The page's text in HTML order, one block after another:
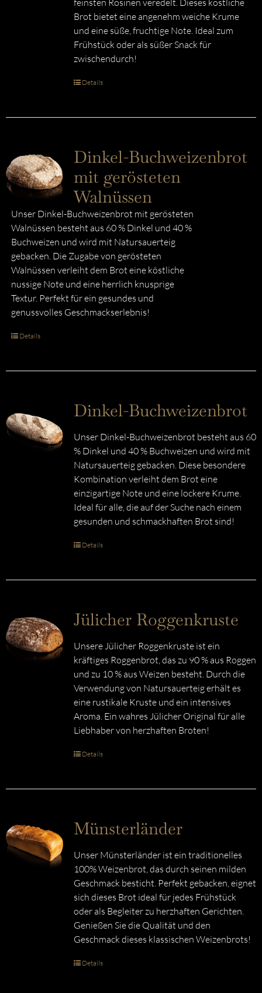
feinsten Rosinen veredelt. Dieses köstliche
Brot bietet eine angenehm weiche Krume
und eine süße, fruchtige Note. Ideal zum
Frühstück oder als süßer Snack für
zwischendurch!
Details
Dinkel-Buchweizenbrot
mit gerösteten
Walnüssen
Unser Dinkel-Buchweizenbrot mit gerösteten
Walnüssen besteht aus 60 % Dinkel und 40 %
Buchweizen und wird mit Natursauerteig
gebacken. Die Zugabe von gerösteten
Walnüssen verleiht dem Brot eine köstliche
nussige Note und eine herrlich knusprige
Textur. Perfekt für ein gesundes und
genussvolles Geschmackserlebnis!
Details
Dinkel-Buchweizenbrot
Unser Dinkel-Buchweizenbrot besteht aus 60
% Dinkel und 40 % Buchweizen und wird mit
Natursauerteig gebacken. Diese besondere
Kombination verleiht dem Brot eine
einzigartige Note und eine lockere Krume.
Ideal für alle, die auf der Suche nach einem
gesunden und schmackhaften Brot sind!
Details
Jülicher Roggenkruste
Unsere Jülicher Roggenkruste ist ein
kräftiges Roggenbrot, das zu 90 % aus Roggen
und zu 10 % aus Weizen besteht. Durch die
Verwendung von Natursauerteig erhält es
eine rustikale Kruste und ein intensives
Aroma. Ein wahres Jülicher Original für alle
Liebhaber von herzhaften Broten!
Details
Münsterländer
Unser Münsterländer ist ein traditionelles
100% Weizenbrot, das durch seinen milden
Geschmack besticht. Perfekt gebacken, eignet
sich dieses Brot ideal für jedes Frühstück
oder als Begleiter zu herzhaften Gerichten.
Genießen Sie die Qualität und den
Geschmack dieses klassischen Weizenbrots!
Details